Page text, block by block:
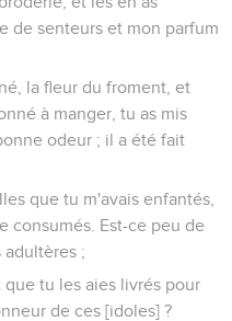
de senteurs et mon parfum
la fleur du froment, et
à manger, tu as mis
odeur ; il a été fait
que tu m'avais enfantés,
consumés. Est-ce peu de
adultères ;
tu les aies livrés pour
de ces [idoles] ?